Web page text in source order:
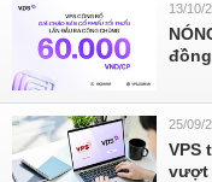
13/10/
25/09/
VPS
vượt